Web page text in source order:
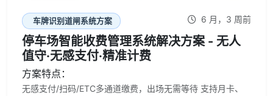
车牌识别道闸系统方案 6 月，3 周前
停车场智能收费管理系统解决方案 - 无人
值守·无感支付·精准计费
方案特点：
无感支付/扫码/ETC多通道缴费，出场无需等待 支持月卡、